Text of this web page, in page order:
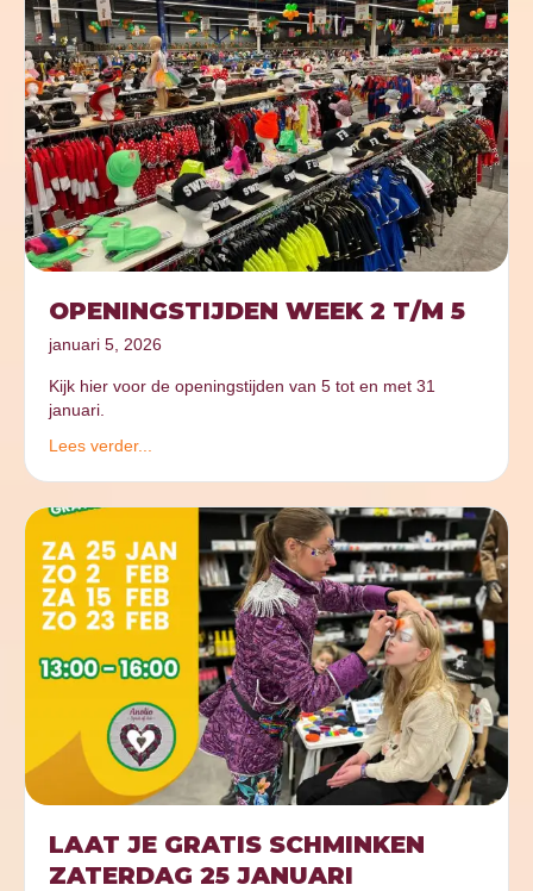
OPENINGSTIJDEN WEEK 2 T/M 5
januari 5, 2026
Kijk hier voor de openingstijden van 5 tot en met 31
januari.
Lees verder...
LAAT JE GRATIS SCHMINKEN
ZATERDAG 25 JANUARI